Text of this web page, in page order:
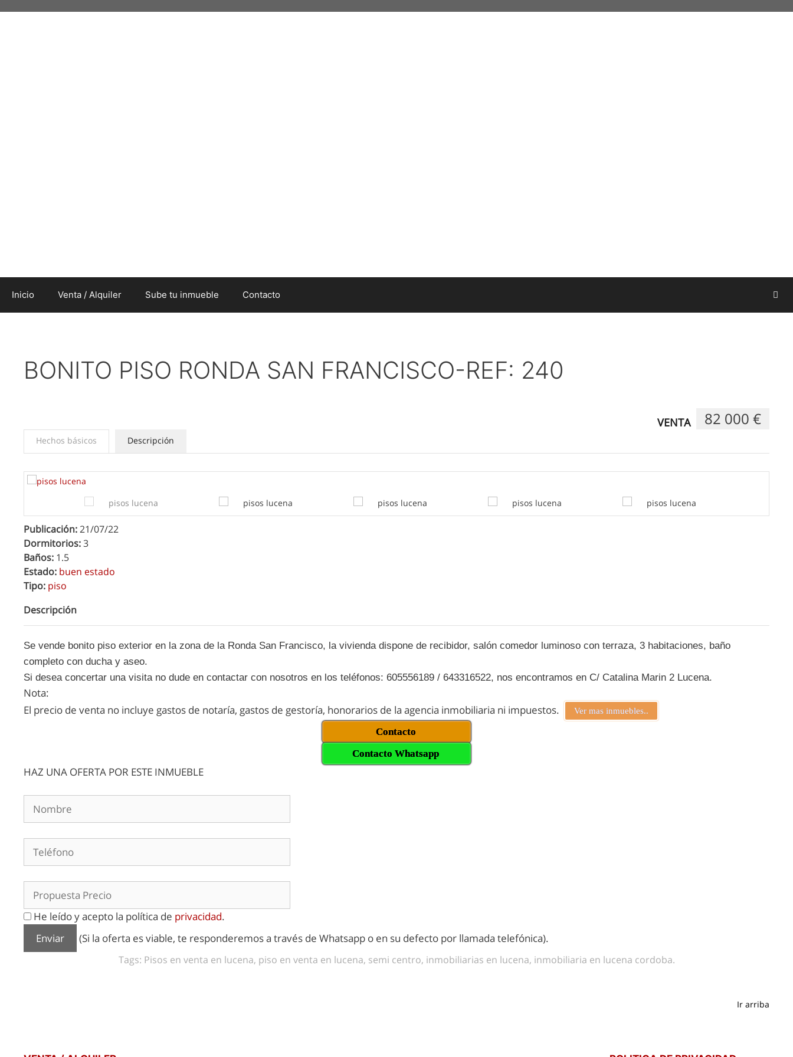
Inicio Venta / Alquiler Sube tu inmueble Contacto
BONITO PISO RONDA SAN FRANCISCO-REF: 240
VENTA 82 000 €
Hechos básicos Descripción
Publicación:21/07/22
Dormitorios:3
Baños: 1.5
Estado: buen estado
Tipo: piso
Descripción
Se vende bonito piso exterior en la zona de la Ronda San Francisco, la vivienda dispone de recibidor, salón comedor luminoso con terraza, 3 habitaciones, baño
completo con ducha y aseo.
Si desea concertar una visita no dude en contactar con nosotros en los teléfonos: 605556189 / 643316522, nos encontramos en C/ Catalina Marin 2 Lucena.
Nota:
El precio de venta no incluye gastos de notaría, gastos de gestoría, honorarios de la agencia inmobiliaria ni impuestos.
Ver mas inmuebles..
Contacto
Contacto Whatsapp
HAZ UNA OFERTA POR ESTE INMUEBLE
He leído y acepto la política de privacidad.
(Si la oferta es viable, te responderemos a través de Whatsapp o en su defecto por llamada telefónica).
Tags: Pisos en venta en lucena, piso en venta en lucena, semi centro, inmobiliarias en lucena, inmobiliaria en lucena cordoba.
Ir arriba